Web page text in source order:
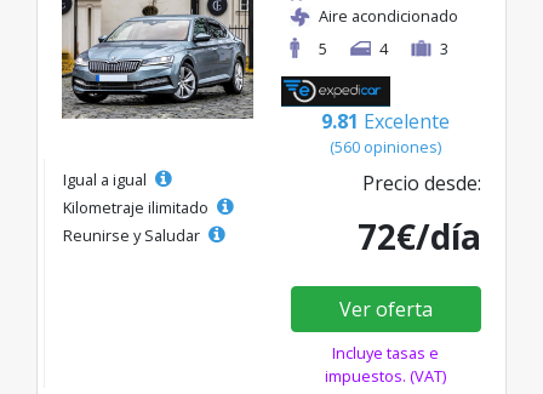
Aire acondicionado
5
4 3
9.81 Excelente
(560 opiniones)
Igual a igual
Kilometraje ilimitado
Reunirse y Saludar
Precio desde:
72€/día
Ver oferta
Incluye tasas e
impuestos. (VAT)